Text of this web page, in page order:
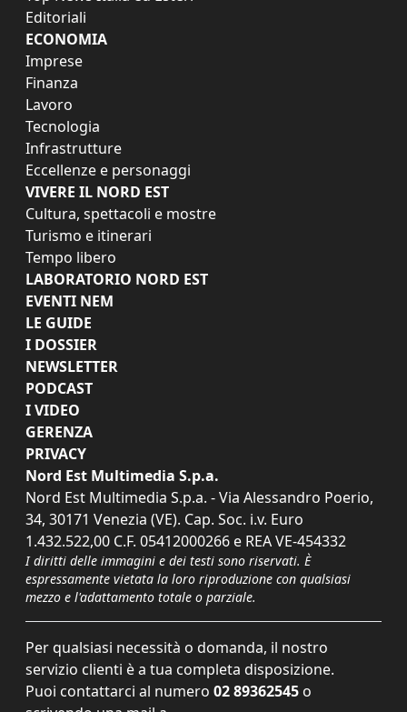
Editoriali
ECONOMIA
Imprese
Finanza
Lavoro
Tecnologia
Infrastrutture
Eccellenze e personaggi
VIVERE IL NORD EST
Cultura, spettacoli e mostre
Turismo e itinerari
Tempo libero
LABORATORIO NORD EST
EVENTI NEM
LE GUIDE
I DOSSIER
NEWSLETTER
PODCAST
I VIDEO
GERENZA
PRIVACY
Nord Est Multimedia S.p.a.
Nord Est Multimedia S.p.a. - Via Alessandro Poerio,
34, 30171 Venezia (VE). Cap. Soc. i.v. Euro
1.432.522,00 C.F. 05412000266 e REA VE-454332
I diritti delle immagini e dei testi sono riservati. È
espressamente vietata la loro riproduzione con qualsiasi
mezzo e l'adattamento totale o parziale.
Per qualsiasi necessità o domanda, il nostro
servizio clienti è a tua completa disposizione.
Puoi contattarci al numero 02 89362545 o